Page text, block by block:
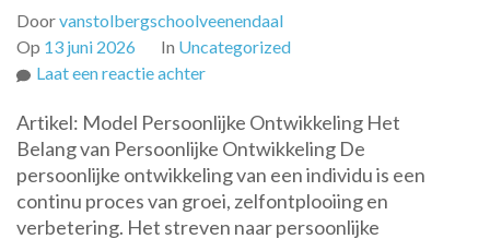
Doorvanstolbergschoolveenendaal
Op 13 juni 2026 In Uncategorized
Laat een reactie achterop
naar
Persoonlijke
Groei:
Het
Model
Artikel: Model Persoonlijke Ontwikkeling Het
Belang van Persoonlijke Ontwikkeling De
persoonlijke ontwikkeling van een individu is een
continu proces van groei, zelfontplooiing en
verbetering. Het streven naar persoonlijke